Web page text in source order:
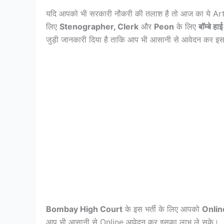
यदि आपको भी सरकारी नौकरी की तलाश है तो आज का ये
लिए Stenographer, Clerk और Peon के लिए बॉम्बे
जुड़ी जानकारी दिया है ताकि आप भी आसानी से आवेदन कर
Bombay High Court के इस भर्ती के लिए आपको